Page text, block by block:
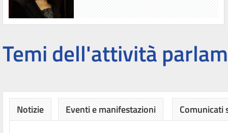
Temi dell'attività
Notizie Eventi e manifestazioni Comunicati